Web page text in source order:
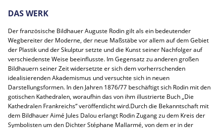
DAS WERK
Der französische Bildhauer Auguste Rodin gilt als ein bedeutender
Wegbereiter der Moderne, der neue Maßstäbe vor allem auf dem Gebiet
der Plastik und der Skulptur setzte und die Kunst seiner Nachfolger auf
verschiedenste Weise beeinflusste. Im Gegensatz zu anderen großen
Bildhauern seiner Zeit widersetzte er sich dem vorherrschenden
idealisierenden Akademismus und versuchte sich in neuen
Darstellungsformen. In den Jahren 1876/77 beschäftigt sich Rodin mit den
gotischen Kathedralen, woraufhin das von ihm illustrierte Buch „Die
Kathedralen Frankreichs“ veröffentlicht wird.Durch die Bekanntschaft mit
dem Bildhauer Aimé Jules Dalou erlangt Rodin Zugang zu dem Kreis der
Symbolisten um den Dichter Stéphane Mallarmé, von dem er in der